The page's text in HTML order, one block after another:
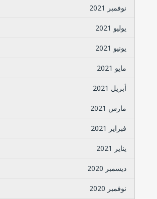
نوفمبر 2021
يوليو 2021
يونيو 2021
مايو 2021
أبريل 2021
مارس 2021
فبراير 2021
يناير 2021
ديسمبر 2020
نوفمبر 2020